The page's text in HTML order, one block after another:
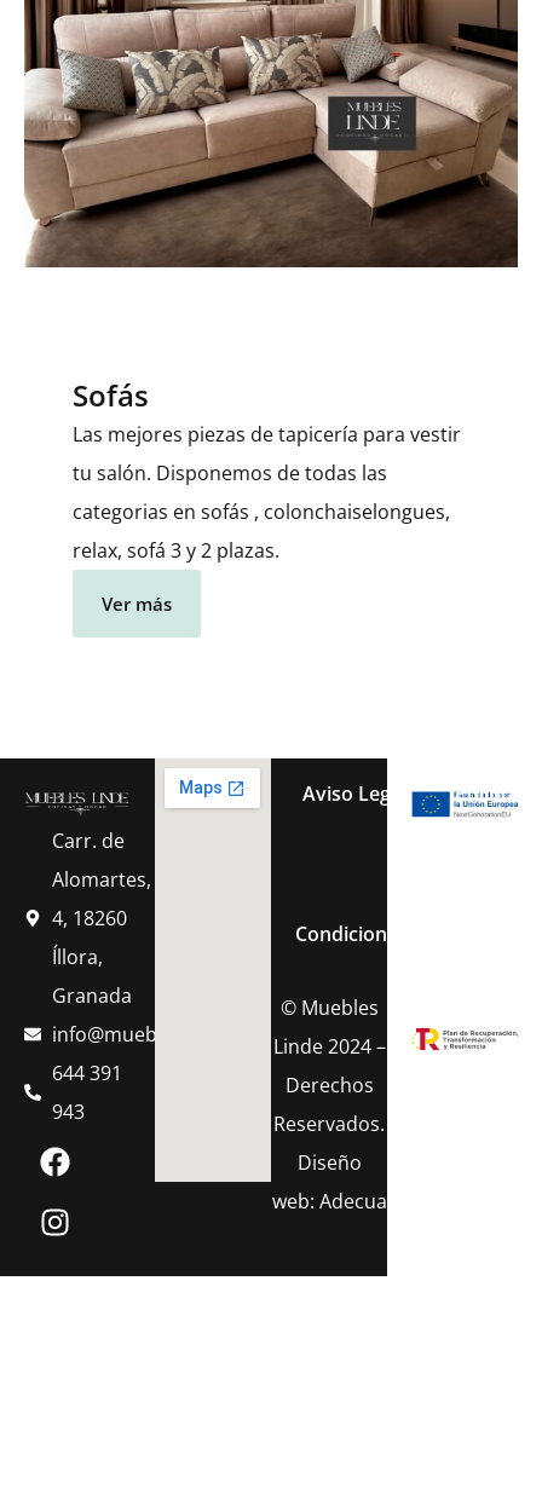
Sofás
Las mejores piezas de tapicería para vestir
tu salón. Disponemos de todas las
categorias en sofás , colonchaiselongues,
relax, sofá 3 y 2 plazas.
Ver más
Carr. de
Alomartes,
4, 18260
Íllora,
Granada
info@muebleslinde.com
644 391
943
Aviso Legal Política
Condiciones Generales
© Muebles
Linde 2024 –
Derechos
Reservados.
Diseño
web: Adecua